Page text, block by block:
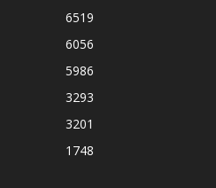
6519
6056
5986
3293
3201
1748